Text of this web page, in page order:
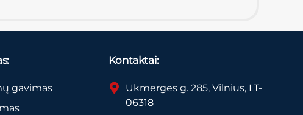
gavimas
Kontaktai:
Ukmerges g. 285, Vilnius, LT-
06318